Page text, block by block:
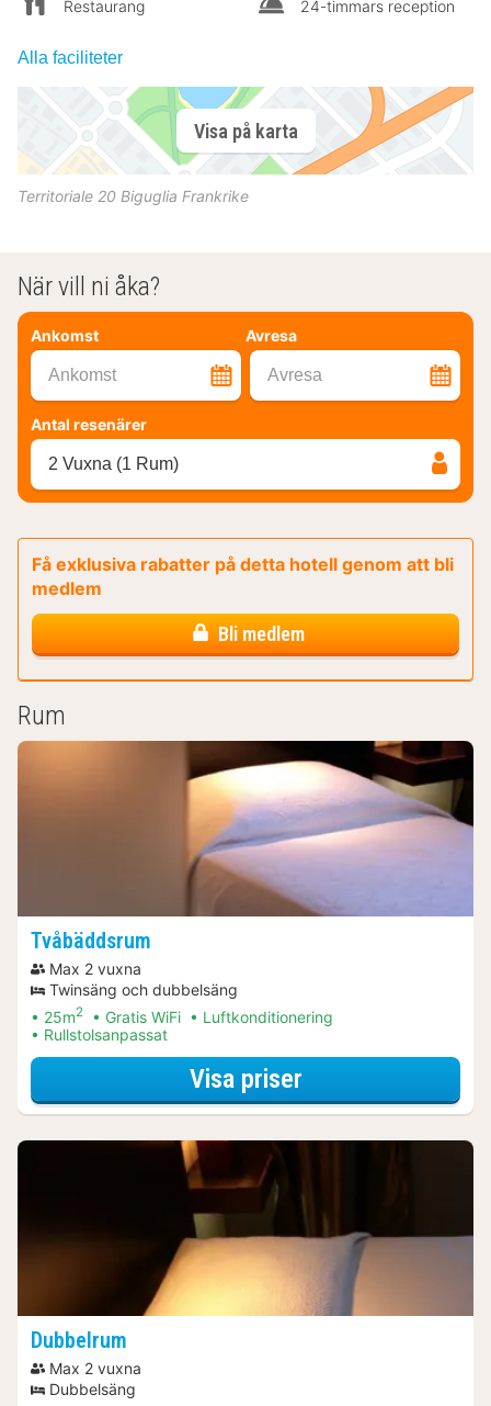
Restaurang
24-timmars reception
Alla faciliteter
Visa på karta
Territoriale 20 Biguglia Frankrike
När vill ni åka?
Ankomst Avresa
Ankomst Avresa
Antal resenärer
2 Vuxna (1 Rum)
Få exklusiva rabatter på detta hotell genom att bli
medlem
Bli medlem
Rum
Tvåbäddsrum
Max 2 vuxna
Twinsäng och dubbelsäng
25m2 Gratis WiFi
Luftkonditionering
Rullstolsanpassat
Visa priserför Tvåbäddsrum
Dubbelrum
Max 2 vuxna
Dubbelsäng